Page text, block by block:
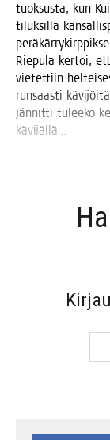
tuok­sus­ta, kun
tiluk­sil­la
Rie­pu­la ker­toi,
vie­tet­tiin
run­saas­ti
jän­nit­ti tulee­ko
kävijällä…